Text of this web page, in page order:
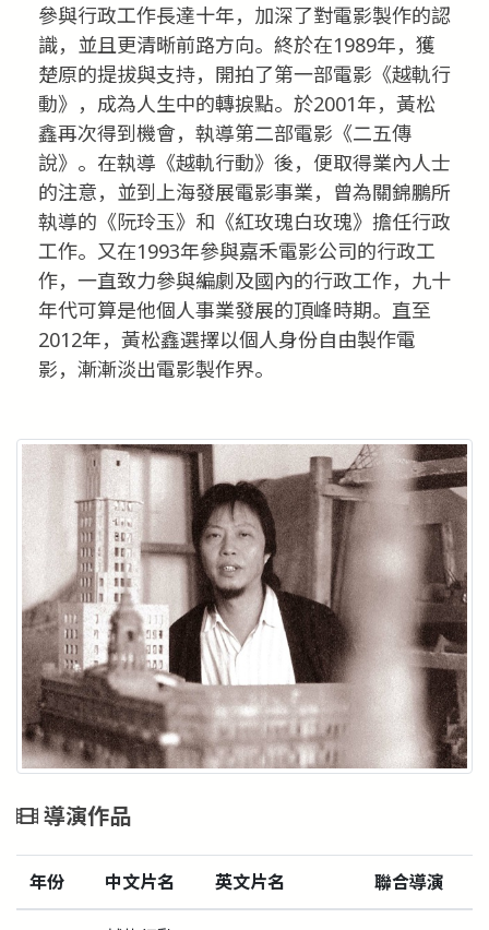
參與行政工作長達十年，加深了對電影製作的認
識，並且更清晰前路方向。終於在1989年，獲
楚原的提拔與支持，開拍了第一部電影《越軌行
動》，成為人生中的轉捩點。於2001年，黃松
鑫再次得到機會，執導第二部電影《二五傳
說》。在執導《越軌行動》後，便取得業內人士
的注意，並到上海發展電影事業，曾為關錦鵬所
執導的《阮玲玉》和《紅玫瑰白玫瑰》擔任行政
工作。又在1993年參與嘉禾電影公司的行政工
作，一直致力參與編劇及國內的行政工作，九十
年代可算是他個人事業發展的頂峰時期。直至
2012年，黃松鑫選擇以個人身份自由製作電
影，漸漸淡出電影製作界。
導演作品
年份 中文片名 英文片名 聯合導演